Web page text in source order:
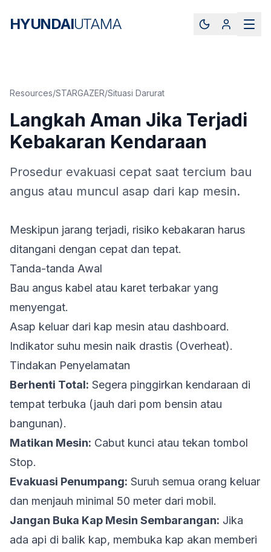
HYUNDAIUTAMA
Resources/STARGAZER/Situasi Darurat
Langkah Aman Jika Terjadi
Kebakaran Kendaraan
Prosedur evakuasi cepat saat tercium bau
angus atau muncul asap dari kap mesin.
Meskipun jarang terjadi, risiko kebakaran harus
ditangani dengan cepat dan tepat.
Tanda-tanda Awal
Bau angus kabel atau karet terbakar yang
menyengat.
Asap keluar dari kap mesin atau dashboard.
Indikator suhu mesin naik drastis (Overheat).
Tindakan Penyelamatan
Berhenti Total: Segera pinggirkan kendaraan di
tempat terbuka (jauh dari pom bensin atau
bangunan).
Matikan Mesin: Cabut kunci atau tekan tombol
Stop.
Evakuasi Penumpang: Suruh semua orang keluar
dan menjauh minimal 50 meter dari mobil.
Jangan Buka Kap Mesin Sembarangan: Jika
ada api di balik kap, membuka kap akan memberi